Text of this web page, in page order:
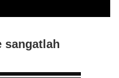
sangatlah